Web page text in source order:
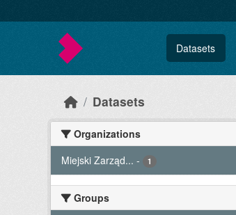
Datasets
Datasets
Organizations
Miejski Zarząd... - 1
Groups